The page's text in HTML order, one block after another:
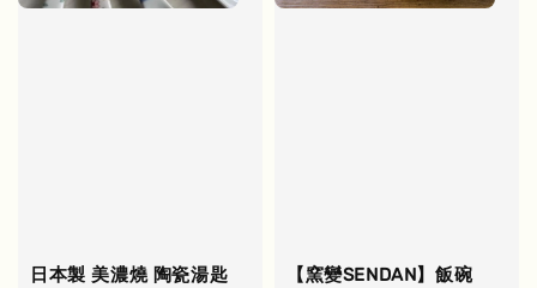
日本製 美濃燒 陶瓷湯匙
【窯變SENDAN】飯碗